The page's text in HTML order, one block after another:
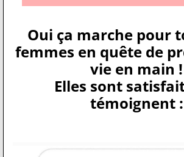
Oui ça marche pour
femmes en quête de
vie en main !
Elles sont
témoignent :